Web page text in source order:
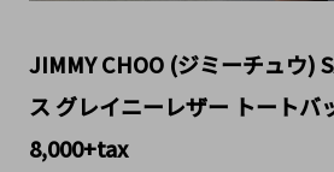
JIMMY CHOO (ジミーチュウ)
ス グレイニーレザー トート
8,000+tax